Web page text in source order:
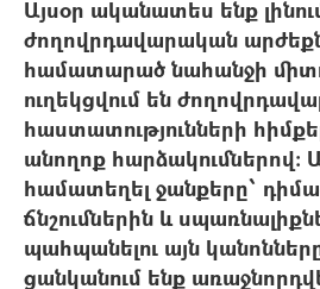
Այսօր ականատես ենք
ժողովրդավարական
համատարած նահանջի
ուղեկցվում են
հաստատությունների
անողոք հարձակումներով։
համատեղել ջանքերը՝
ճնշումներին և
պահպանելու այն
ցանկանում ենք